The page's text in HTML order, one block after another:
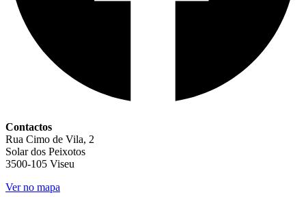
Contactos
Rua Cimo de Vila, 2
Solar dos Peixotos
3500-105 Viseu
Ver no mapa